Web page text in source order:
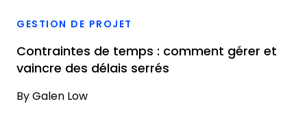
GESTION DE PROJET
Contraintes de temps : comment gérer et
vaincre des délais serrés
By Galen Low